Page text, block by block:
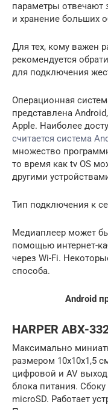
параметры отвечают
и хранение больших
Для тех, кому важен
рекомендуется
для подключения
Операционная
представлена
Apple. Наиболее
считается система
множество
то время как tv OS
другими
Тип подключения к
Медиаплеер может
помощью интернет-
через Wi-Fi.
способа.
Android
HARPER ABX-
Максимально
размером 10х10х1,5
цифровой и AV
блока питания.
microSD. Работает